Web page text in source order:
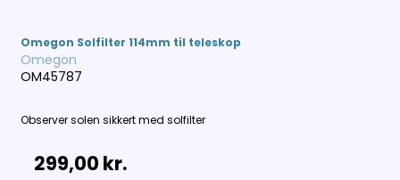
Omegon Solfilter 114mm til teleskop
Omegon
OM45787
Observer solen sikkert med solfilter
299,00 kr.